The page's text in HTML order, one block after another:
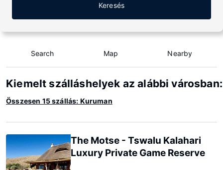
Keresés
Search Map Nearby
Kiemelt szálláshelyek az alábbi
Összesen 15 szállás: Kuruman
The Motse - Tswalu Kalahari
Luxury Private Game Reserve